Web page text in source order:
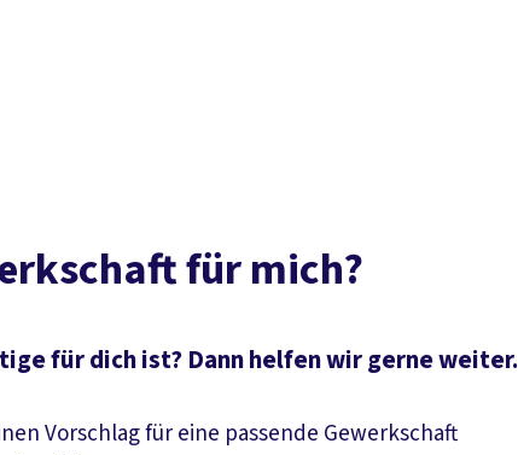
für mich?
für dich ist? Dann helfen wir gerne weiter.
Vorschlag für eine passende Gewerkschaft